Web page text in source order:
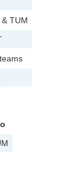
& TUM